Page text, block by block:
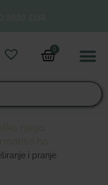
0
i pranje